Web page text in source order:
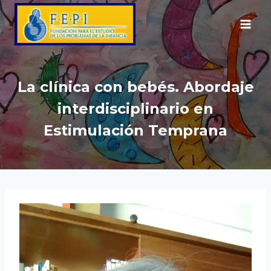
Saltar
al
contenido
La clínica con bebés. Abordaje
interdisciplinario en
Estimulación Temprana
R
o